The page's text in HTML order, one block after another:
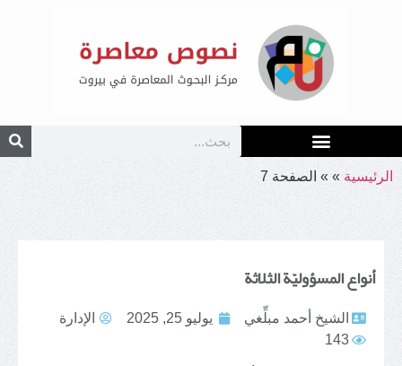
الرئيسية »
» الصفحة 7
أنواع المسؤوليّة الثلاثة
الشيخ أحمد مبلِّغي يوليو 25, 2025
الإدارة
143